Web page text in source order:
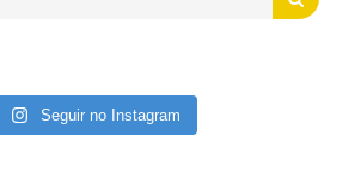
que, mesmo sem mandato,
Seguir no Instagram